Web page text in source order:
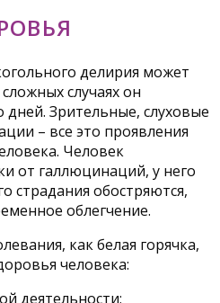
делирия может
случаях он
дней. Зрительные, слуховые
– все это проявления
Человек
от галлюцинаций, у него
страдания обостряются,
облегчение.
как белая горячка,
человека:
деятельности;